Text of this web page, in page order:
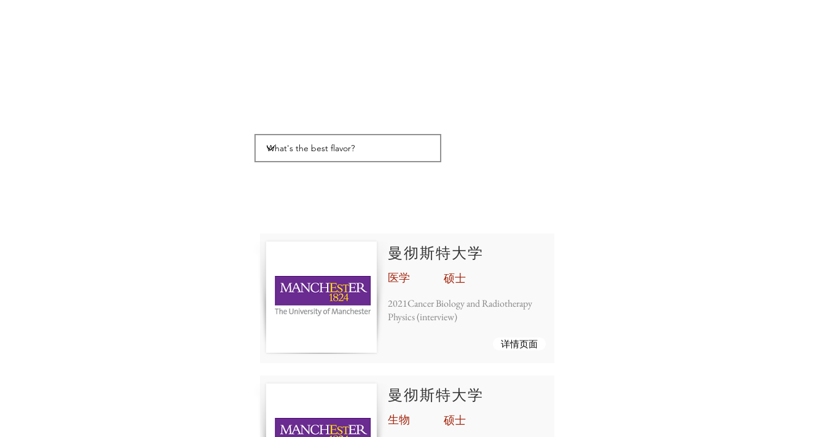
曼彻斯特大学
医学 硕士
2021Cancer Biology and Radiotherapy
Physics (interview)
详情页面
曼彻斯特大学
生物 硕士